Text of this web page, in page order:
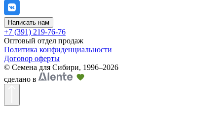
Написать нам
+7 (391) 219-76-76
Оптовый отдел продаж
Политика конфиденциальности
Договор оферты
© Семена для Сибири, 1996–2026
сделано в